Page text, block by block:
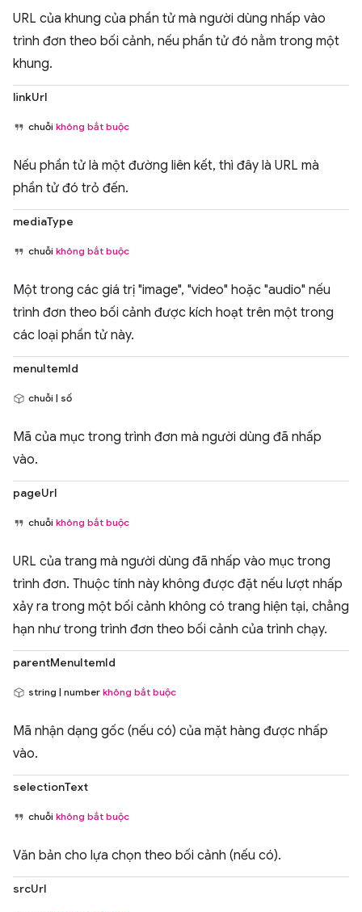
URL của khung của phần tử mà người dùng nhấp vào
trình đơn theo bối cảnh, nếu phần tử đó nằm trong một
khung.
linkUrl
chuỗi không bắt buộc
Nếu phần tử là một đường liên kết, thì đây là URL mà
phần tử đó trỏ đến.
mediaType
chuỗi không bắt buộc
Một trong các giá trị "image", "video" hoặc "audio" nếu
trình đơn theo bối cảnh được kích hoạt trên một trong
các loại phần tử này.
menuItemId
chuỗi | số
Mã của mục trong trình đơn mà người dùng đã nhấp
vào.
pageUrl
chuỗi không bắt buộc
URL của trang mà người dùng đã nhấp vào mục trong
trình đơn. Thuộc tính này không được đặt nếu lượt nhấp
xảy ra trong một bối cảnh không có trang hiện tại, chẳng
hạn như trong trình đơn theo bối cảnh của trình chạy.
parentMenuItemId
string | number không bắt buộc
Mã nhận dạng gốc (nếu có) của mặt hàng được nhấp
vào.
selectionText
chuỗi không bắt buộc
Văn bản cho lựa chọn theo bối cảnh (nếu có).
srcUrl